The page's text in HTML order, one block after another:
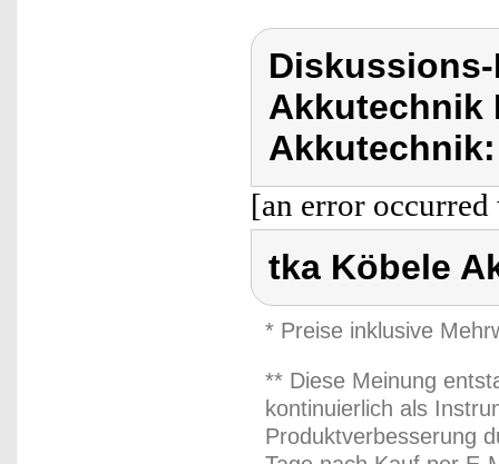
Akkutechnik
Akkutechnik:
[an error
tka Köbele
* Preise inklusive
** Diese Meinung
kontinuierlich als
Produktverbesserung